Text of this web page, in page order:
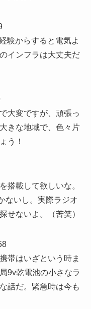
験からすると電気よ
インフラは大丈夫だ
大変ですが、頑張っ
きな地域で、色々片
う！
搭載して欲しいな。
ないし。実際ラジオ
せないよ。（苦笑）
帯はいざという時ま
9v乾電池の小さなラ
話だ。緊急時は今も